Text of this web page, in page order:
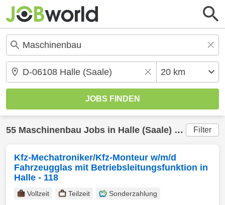
55 Maschinenbau Jobs in Halle (Saale) Filter
Kfz-Mechatroniker/Kfz-Monteur w/m/d
Fahrzeugglas mit Betriebsleitungsfunktion in
Halle - 118
Vollzeit Teilzeit
Sonderzahlung